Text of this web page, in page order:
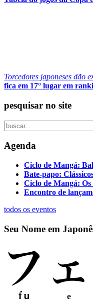
Torcedores japoneses dão
fica em 17° lugar em
pesquisar no site
Agenda
Ciclo de Mangá:
Bate-papo:
Ciclo de Mangá:
Encontro de
todos os eventos
Seu Nome em